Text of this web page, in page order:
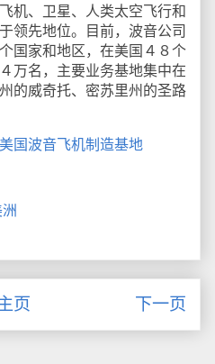
机、卫星、人类太空飞行和
领先地位。目前，波音公司
国家和地区，在美国４８个
万名，主要业务基地集中在
的威奇托、密苏里州的圣路
美国波音飞机制造基地
下一页
页